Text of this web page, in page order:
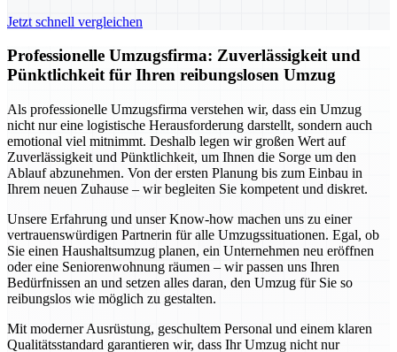
Jetzt schnell vergleichen
Professionelle Umzugsfirma: Zuverlässigkeit und
Pünktlichkeit für Ihren reibungslosen Umzug
Als professionelle Umzugsfirma verstehen wir, dass ein Umzug
nicht nur eine logistische Herausforderung darstellt, sondern auch
emotional viel mitnimmt. Deshalb legen wir großen Wert auf
Zuverlässigkeit und Pünktlichkeit, um Ihnen die Sorge um den
Ablauf abzunehmen. Von der ersten Planung bis zum Einbau in
Ihrem neuen Zuhause – wir begleiten Sie kompetent und diskret.
Unsere Erfahrung und unser Know-how machen uns zu einer
vertrauenswürdigen Partnerin für alle Umzugssituationen. Egal, ob
Sie einen Haushaltsumzug planen, ein Unternehmen neu eröffnen
oder eine Seniorenwohnung räumen – wir passen uns Ihren
Bedürfnissen an und setzen alles daran, den Umzug für Sie so
reibungslos wie möglich zu gestalten.
Mit moderner Ausrüstung, geschultem Personal und einem klaren
Qualitätsstandard garantieren wir, dass Ihr Umzug nicht nur